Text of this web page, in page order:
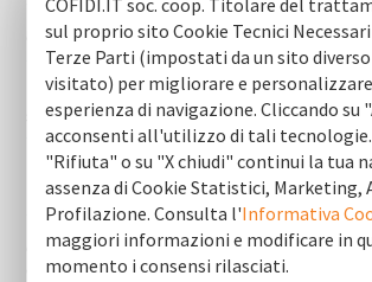
Gazzetta del mezzogiorno - articolo 05
Telenorba - focus - intervista al direttore
sabino persichella
Telebari - persichella nuovo dg di
medie imprese puntando sulla
Gazzetta del mezzogiorno - sabino
direttore generale - 19 febbraio 2026
COFIDI.IT soc. coop. Titolare del
sul proprio sito Cookie Tecnici
Terze Parti (impostati da un sito
visitato) per migliorare e
esperienza di navigazione. Cliccando
acconsenti all'utilizzo di tali tecnologie.
"Rifiuta" o su "X chiudi" continui la tua
assenza di Cookie Statistici, Marketing,
Profilazione. Consulta l'Informativa
maggiori informazioni e modificare in
momento i consensi rilasciati.